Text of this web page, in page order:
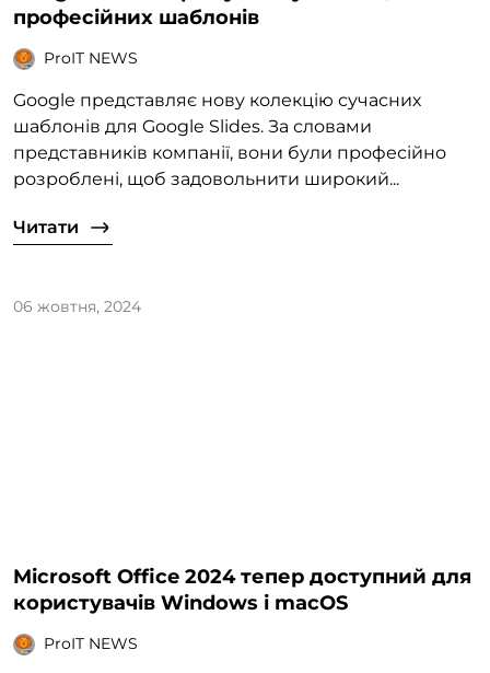
професійних шаблонів
ProIT NEWS
Google представляє нову колекцію сучасних
шаблонів для Google Slides. За словами
представників компанії, вони були професійно
розроблені, щоб задовольнити широкий...
Читати
06 жовтня, 2024
Microsoft Office 2024 тепер доступний для
користувачів Windows і macOS
ProIT NEWS